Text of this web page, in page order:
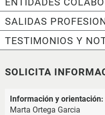
SALIDAS
TESTIMONIOS Y
SOLICITA
Información y orientación:
Marta Ortega Garcia